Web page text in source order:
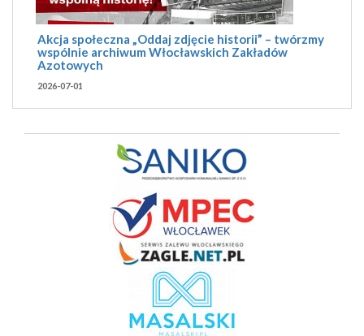
Akcja społeczna „Oddaj zdjęcie historii” – twórzmy
wspólnie archiwum Włocławskich Zakładów
Azotowych
2026-07-01